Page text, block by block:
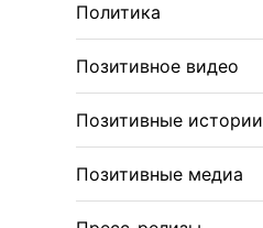
Политика
Позитивное видео
Позитивные истории
Позитивные медиа